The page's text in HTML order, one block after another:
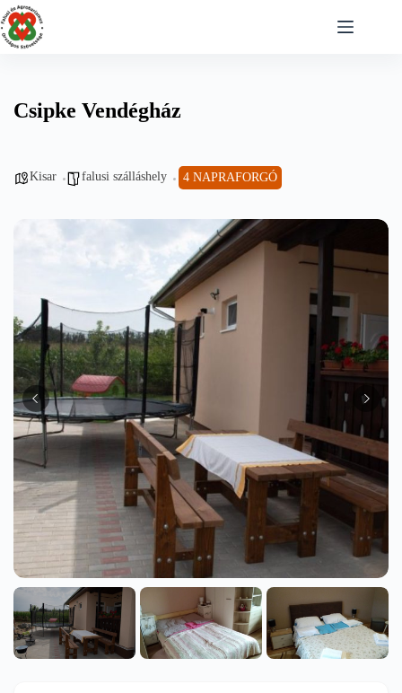
Skip
to
content
Csipke Vendégház
Kisar falusi szálláshely 4 NAPRAFORGÓ